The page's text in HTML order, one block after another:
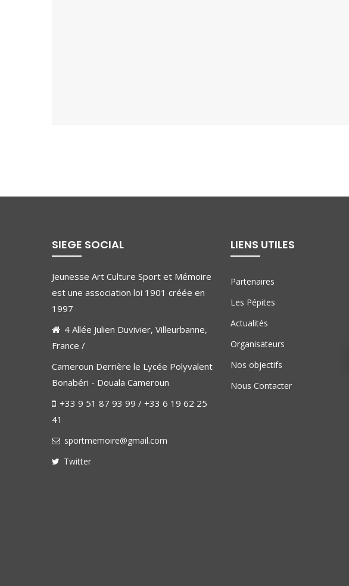
SIEGE SOCIAL
Jeunesse Art Culture Sport et Mémoire
est une association loi 1901 créée en
1997
4 Allée Julien Duvivier, Villeurbanne,
France /
Cameroun Derrière le Lycée Polyvalent
Bonabéri - Douala Cameroun
+33 9 51 87 93 99 / +33 6 19 62 25
41
sportmemoire@gmail.com
Twitter
LIENS UTILES
Partenaires
Les Pépites
Actualités
Organisateurs
Nos objectifs
Nous Contacter